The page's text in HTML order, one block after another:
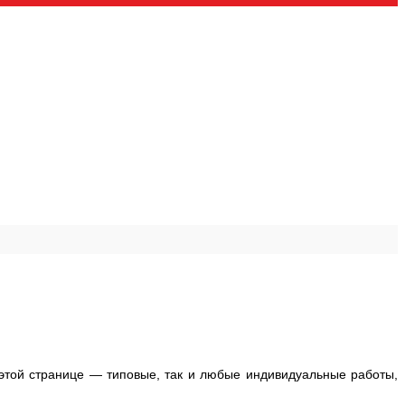
странице — типовые, так и любые индивидуальные работы,